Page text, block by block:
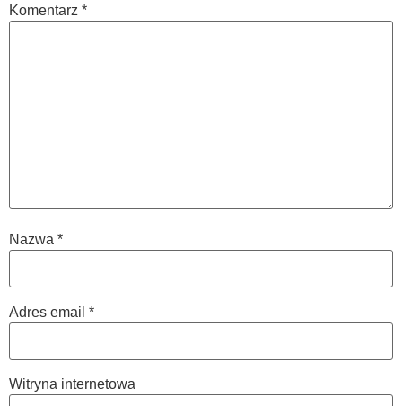
Komentarz *
Nazwa *
Adres email *
Witryna internetowa